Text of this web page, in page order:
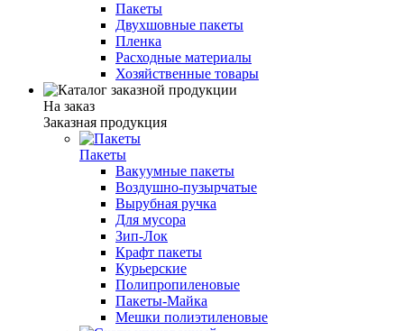
Пакеты
Двухшовные пакеты
Пленка
Расходные материалы
Хозяйственные товары
На заказ
Заказная продукция
Пакеты
Вакуумные пакеты
Воздушно-пузырчатые
Вырубная ручка
Для мусора
Зип-Лок
Крафт пакеты
Курьерские
Полипропиленовые
Пакеты-Майка
Мешки полиэтиленовые